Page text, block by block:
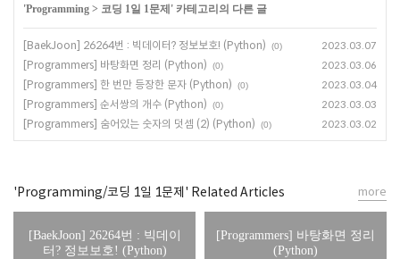
'Programming > 코딩 1일 1문제 ' 카테고리의 다른 글
[BaekJoon] 26264번 : 빅데이터? 정보보호! (Python) (0) 2023.03.07
[Programmers] 바탕화면 정리 (Python) (0) 2023.03.06
[Programmers] 한 번만 등장한 문자 (Python) (0) 2023.03.04
[Programmers] 순서쌍의 개수 (Python) (0) 2023.03.03
[Programmers] 숨어있는 숫자의 덧셈 (2) (Python) (0) 2023.03.02
'Programming/코딩 1일 1문제' Related Articles
[BaekJoon] 26264번 : 빅데이
터? 정보보호! (Python)
[Programmers] 바탕화면 정리
(Python)
more